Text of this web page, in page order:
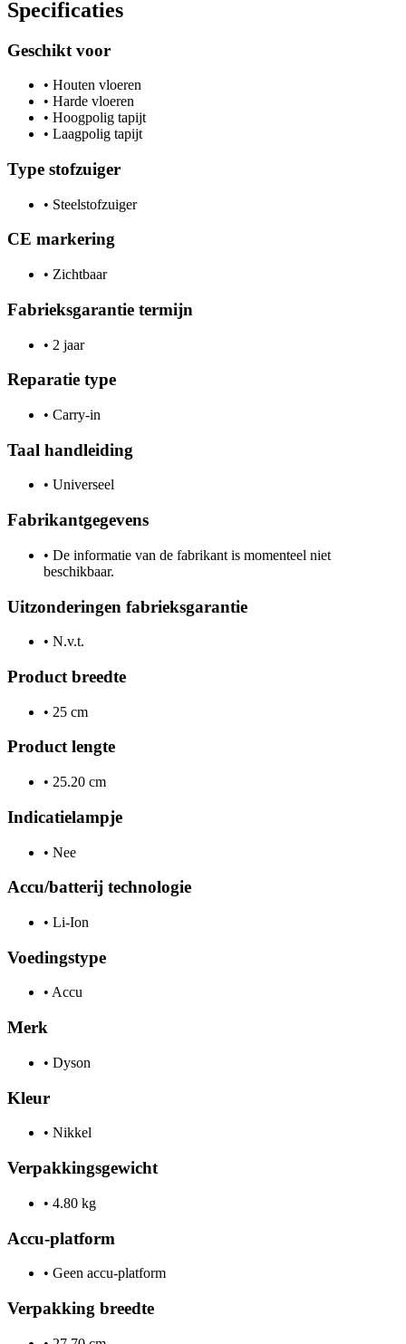
Specificaties
Geschikt voor
• Houten vloeren
• Harde vloeren
• Hoogpolig tapijt
• Laagpolig tapijt
Type stofzuiger
• Steelstofzuiger
CE markering
• Zichtbaar
Fabrieksgarantie termijn
• 2 jaar
Reparatie type
• Carry-in
Taal handleiding
• Universeel
Fabrikantgegevens
• De informatie van de fabrikant is momenteel niet
beschikbaar.
Uitzonderingen fabrieksgarantie
• N.v.t.
Product breedte
• 25 cm
Product lengte
• 25.20 cm
Indicatielampje
• Nee
Accu/batterij technologie
• Li-Ion
Voedingstype
• Accu
Merk
• Dyson
Kleur
• Nikkel
Verpakkingsgewicht
• 4.80 kg
Accu-platform
• Geen accu-platform
Verpakking breedte